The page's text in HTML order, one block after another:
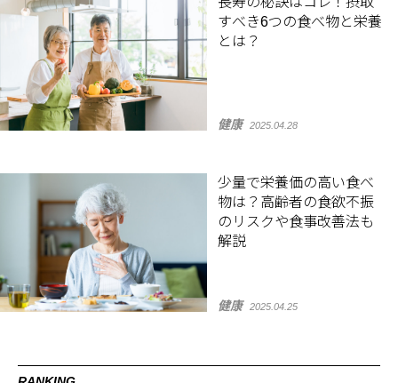
すべき6つの食べ物と栄養
とは？
健康 2025.04.28
少量で栄養価の高い食べ
物は？高齢者の食欲不振
のリスクや食事改善法も
解説
健康 2025.04.25